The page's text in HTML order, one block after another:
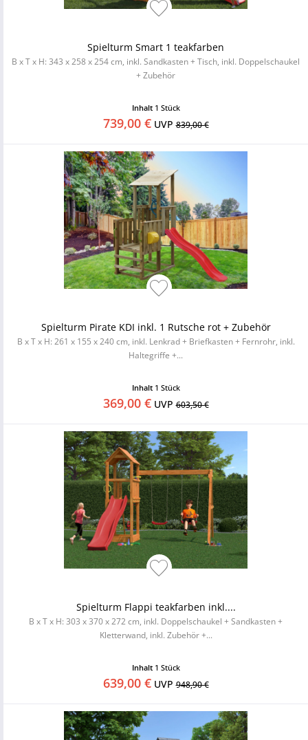
Spielturm Smart 1 teakfarben
B x T x H: 343 x 258 x 254 cm, inkl. Sandkasten + Tisch, inkl. Doppelschaukel
+ Zubehör
Inhalt 1 Stück
739,00 €UVP839,00 €
Spielturm Pirate KDI inkl. 1 Rutsche rot + Zubehör
B x T x H: 261 x 155 x 240 cm, inkl. Lenkrad + Briefkasten + Fernrohr, inkl.
Haltegriffe +...
Inhalt 1 Stück
369,00 €UVP603,50 €
Spielturm Flappi teakfarben inkl....
B x T x H: 303 x 370 x 272 cm, inkl. Doppelschaukel + Sandkasten +
Kletterwand, inkl. Zubehör +...
Inhalt 1 Stück
639,00 €UVP948,90 €